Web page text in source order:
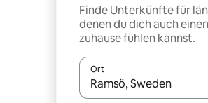
Finde Unterkünfte für
denen du dich auch
zuhause fühlen kannst.
Ort
Wenn Ergebnisse